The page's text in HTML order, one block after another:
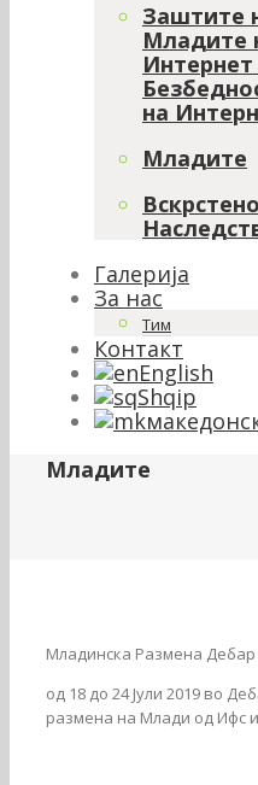
Заштите
Младите
на
Младите
Вскрстено
Галерија
За нас
Тим
Контакт
English
Shqip
Младите
Младинска Размена
од 18 до 24 Јули 2019 во
размена на Млади од Ифс